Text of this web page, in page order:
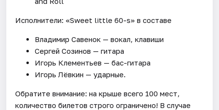
Исполнители: «Sweet little 60-s» в составе
Владимир Савенок — вокал, клавиши
Сергей Созинов — гитара
Игорь Клементьев — бас-гитара
Игорь Лёвкин — ударные.
Обратите внимание: на крыше всего 100 мест,
количество билетов строго ограничено! В случае